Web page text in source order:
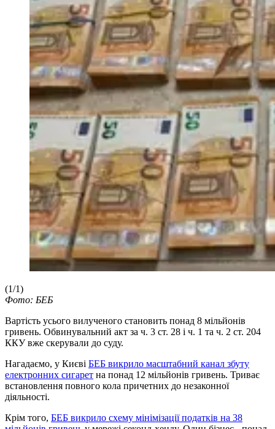
(1/1)
Фото: БЕБ
Вартість усього вилученого становить понад 8 мільйонів
гривень. Обвинувальний акт за ч. 3 ст. 28 і ч. 1 та ч. 2 ст. 204
ККУ вже скерували до суду.
Нагадаємо, у Києві БЕБ викрило масштабний канал збуту
електронних сигарет на понад 12 мільйонів гривень. Триває
встановлення повного кола причетних до незаконної
діяльності.
Крім того, БЕБ викрило схему мінімізації податків на 38